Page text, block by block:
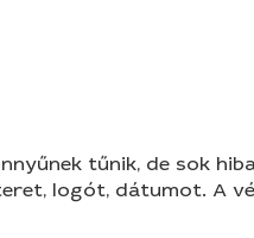
tűnik, de sok
logót, dátumot. A